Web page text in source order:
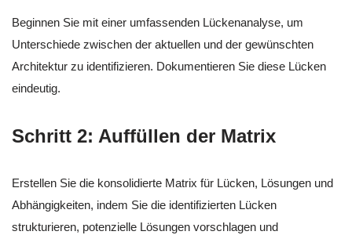
Beginnen Sie mit einer umfassenden Lückenanalyse, um
Unterschiede zwischen der aktuellen und der gewünschten
Architektur zu identifizieren. Dokumentieren Sie diese Lücken
eindeutig.
Schritt 2: Auffüllen der Matrix
Erstellen Sie die konsolidierte Matrix für Lücken, Lösungen und
Abhängigkeiten, indem Sie die identifizierten Lücken
strukturieren, potenzielle Lösungen vorschlagen und